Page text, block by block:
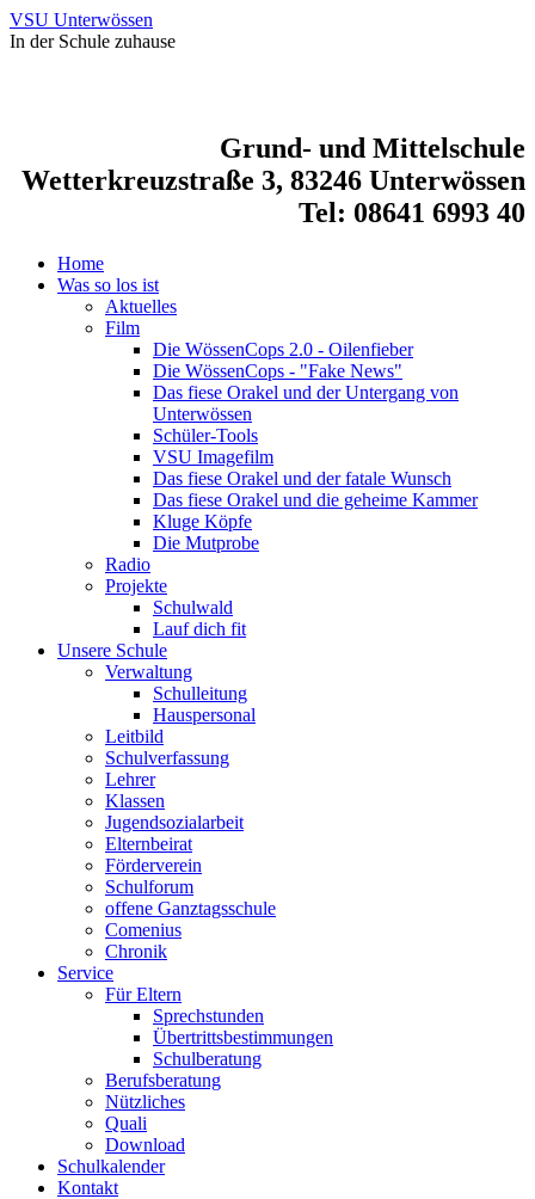
VSU Unterwössen
In der Schule zuhause
Grund- und Mittelschule
Wetterkreuzstraße 3, 83246 Unterwössen
Tel: 08641 6993 40
Home
Was so los ist
Aktuelles
Film
Die WössenCops 2.0 - Oilenfieber
Die WössenCops - "Fake News"
Das fiese Orakel und der Untergang von
Unterwössen
Schüler-Tools
VSU Imagefilm
Das fiese Orakel und der fatale Wunsch
Das fiese Orakel und die geheime Kammer
Kluge Köpfe
Die Mutprobe
Radio
Projekte
Schulwald
Lauf dich fit
Unsere Schule
Verwaltung
Schulleitung
Hauspersonal
Leitbild
Schulverfassung
Lehrer
Klassen
Jugendsozialarbeit
Elternbeirat
Förderverein
Schulforum
offene Ganztagsschule
Comenius
Chronik
Service
Für Eltern
Sprechstunden
Übertrittsbestimmungen
Schulberatung
Berufsberatung
Nützliches
Quali
Download
Schulkalender
Kontakt